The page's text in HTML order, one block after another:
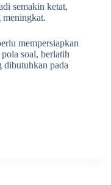
semakin ketat,
meningkat.
mempersiapkan
soal, berlatih
dibutuhkan pada